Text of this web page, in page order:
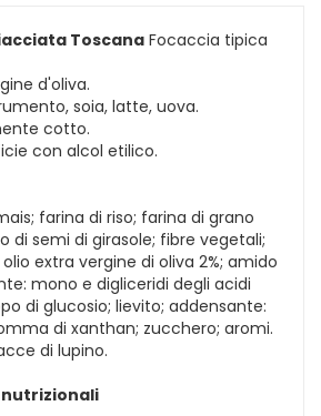
Toscana Focaccia tipica
d'oliva.
soia, latte, uova.
cotto.
con alcol etilico.
farina di riso; farina di grano
di semi di girasole; fibre vegetali;
extra vergine di oliva 2%; amido
mono e digliceridi degli acidi
di glucosio; lievito; addensante:
di xanthan; zucchero; aromi.
di lupino.